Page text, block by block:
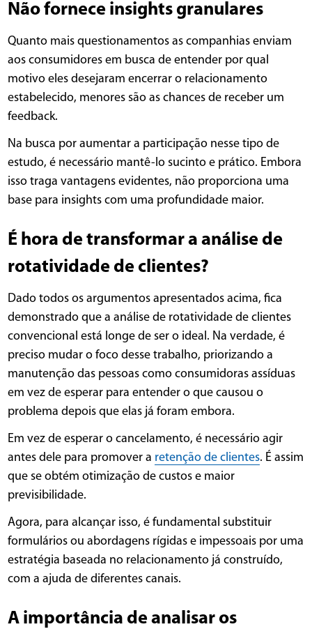
Não fornece insights granulares
Quanto mais questionamentos as companhias enviam
aos consumidores em busca de entender por qual
motivo eles desejaram encerrar o relacionamento
estabelecido, menores são as chances de receber um
feedback.
Na busca por aumentar a participação nesse tipo de
estudo, é necessário mantê-lo sucinto e prático. Embora
isso traga vantagens evidentes, não proporciona uma
base para insights com uma profundidade maior.
É hora de transformar a análise de
rotatividade de clientes?
Dado todos os argumentos apresentados acima, fica
demonstrado que a análise de rotatividade de clientes
convencional está longe de ser o ideal. Na verdade, é
preciso mudar o foco desse trabalho, priorizando a
manutenção das pessoas como consumidoras assíduas
em vez de esperar para entender o que causou o
problema depois que elas já foram embora.
Em vez de esperar o cancelamento, é necessário agir
antes dele para promover a retenção de clientes. É assim
que se obtém otimização de custos e maior
previsibilidade.
Agora, para alcançar isso, é fundamental substituir
formulários ou abordagens rígidas e impessoais por uma
estratégia baseada no relacionamento já construído,
com a ajuda de diferentes canais.
A importância de analisar os